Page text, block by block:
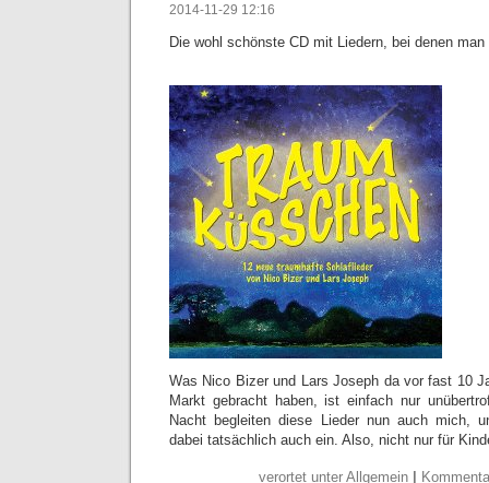
2014-11-29 12:16
Die wohl schönste CD mit Liedern, bei denen
Was Nico Bizer und Lars Joseph da vor fast 10
Markt gebracht haben, ist einfach nur
Nacht begleiten diese Lieder nun auch mich,
dabei tatsächlich auch ein. Also, nicht nur für
verortet unter Allgemein